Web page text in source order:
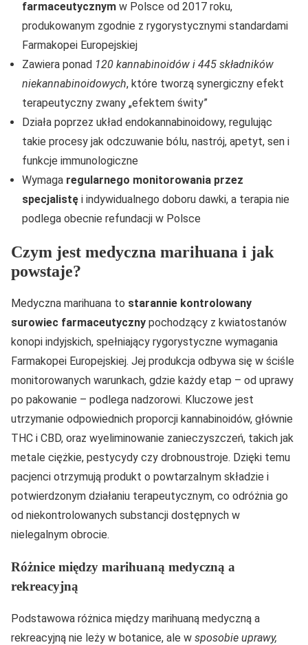
farmaceutycznym w Polsce od 2017 roku,
produkowanym zgodnie z rygorystycznymi standardami
Farmakopei Europejskiej
Zawiera ponad 120 kannabinoidów i 445 składników
niekannabinoidowych, które tworzą synergiczny efekt
terapeutyczny zwany „efektem świty”
Działa poprzez układ endokannabinoidowy, regulując
takie procesy jak odczuwanie bólu, nastrój, apetyt, sen i
funkcje immunologiczne
Wymaga regularnego monitorowania przez
specjalistę i indywidualnego doboru dawki, a terapia nie
podlega obecnie refundacji w Polsce
Czym jest medyczna marihuana i jak
powstaje?
Medyczna marihuana to starannie kontrolowany
surowiec farmaceutyczny pochodzący z kwiatostanów
konopi indyjskich, spełniający rygorystyczne wymagania
Farmakopei Europejskiej. Jej produkcja odbywa się w ściśle
monitorowanych warunkach, gdzie każdy etap – od uprawy
po pakowanie – podlega nadzorowi. Kluczowe jest
utrzymanie odpowiednich proporcji kannabinoidów, głównie
THC i CBD, oraz wyeliminowanie zanieczyszczeń, takich jak
metale ciężkie, pestycydy czy drobnoustroje. Dzięki temu
pacjenci otrzymują produkt o powtarzalnym składzie i
potwierdzonym działaniu terapeutycznym, co odróżnia go
od niekontrolowanych substancji dostępnych w
nielegalnym obrocie.
Różnice między marihuaną medyczną a
rekreacyjną
Podstawowa różnica między marihuaną medyczną a
rekreacyjną nie leży w botanice, ale w sposobie uprawy,